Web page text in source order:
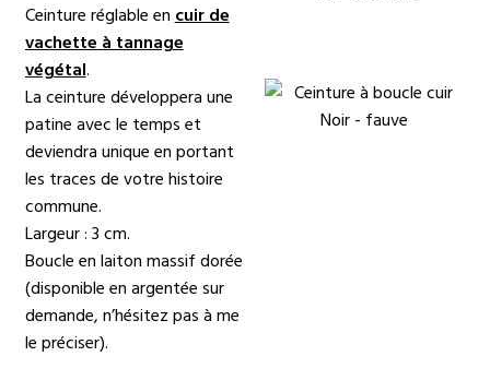
Ceinture réglable en cuir de
vachette à tannage
végétal.
La ceinture développera une
patine avec le temps et
deviendra unique en portant
les traces de votre histoire
commune.
Largeur : 3 cm.
Boucle en laiton massif dorée
(disponible en argentée sur
demande, n’hésitez pas à me
le préciser).